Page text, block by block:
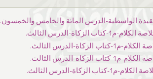
الواسطية-الدرس المائة والخامس والخمسون.
كتاب الزكاة-الدرس الثالث.
الزكاة-الدرس الثالث.
الزكاة-الدرس الثالث.
كتاب الزكاة-الدرس الثالث.